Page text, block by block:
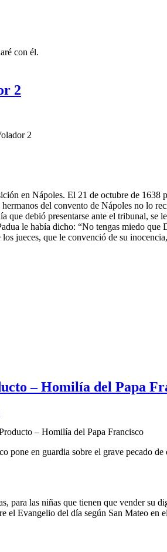
con él.
2
2
en Nápoles. El 21 de octubre de
del convento de Nápoles no lo
debió presentarse ante el tribunal, se
le había dicho: “No tengas miedo
jueces, que le convenció de su
– Homilía del Papa
– Homilía del Papa Francisco
pone en guardia sobre el grave pecado
para las niñas que tienen que vender
el Evangelio del día según San Mateo